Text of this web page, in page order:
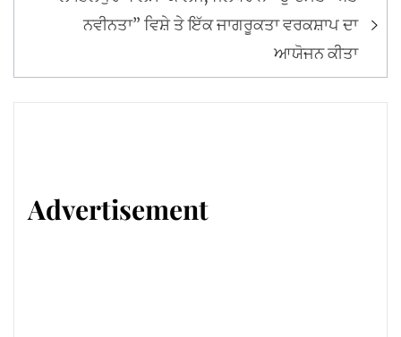
ਨਵੀਨਤਾ” ਵਿਸ਼ੇ ਤੇ ਇੱਕ ਜਾਗਰੂਕਤਾ ਵਰਕਸ਼ਾਪ ਦਾ
ਆਯੋਜਨ ਕੀਤਾ
Advertisement